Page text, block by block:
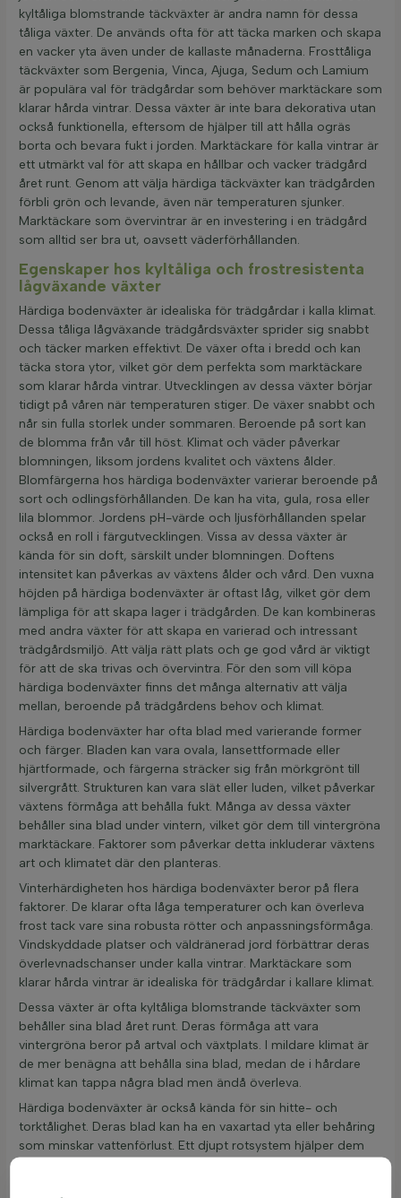
kyltåliga blomstrande täckväxter är andra namn för dessa
tåliga växter. De används ofta för att täcka marken och skapa
en vacker yta även under de kallaste månaderna. Frosttåliga
täckväxter som Bergenia, Vinca, Ajuga, Sedum och Lamium
är populära val för trädgårdar som behöver marktäckare som
klarar hårda vintrar. Dessa växter är inte bara dekorativa utan
också funktionella, eftersom de hjälper till att hålla ogräs
borta och bevara fukt i jorden. Marktäckare för kalla vintrar är
ett utmärkt val för att skapa en hållbar och vacker trädgård
året runt. Genom att välja härdiga täckväxter kan trädgården
förbli grön och levande, även när temperaturen sjunker.
Marktäckare som övervintrar är en investering i en trädgård
som alltid ser bra ut, oavsett väderförhållanden.
Egenskaper hos kyltåliga och frostresistenta
lågväxande växter
Härdiga bodenväxter är idealiska för trädgårdar i kalla klimat.
Dessa tåliga lågväxande trädgårdsväxter sprider sig snabbt
och täcker marken effektivt. De växer ofta i bredd och kan
täcka stora ytor, vilket gör dem perfekta som marktäckare
som klarar hårda vintrar. Utvecklingen av dessa växter börjar
tidigt på våren när temperaturen stiger. De växer snabbt och
når sin fulla storlek under sommaren. Beroende på sort kan
de blomma från vår till höst. Klimat och väder påverkar
blomningen, liksom jordens kvalitet och växtens ålder.
Blomfärgerna hos härdiga bodenväxter varierar beroende på
sort och odlingsförhållanden. De kan ha vita, gula, rosa eller
lila blommor. Jordens pH-värde och ljusförhållanden spelar
också en roll i färgutvecklingen. Vissa av dessa växter är
kända för sin doft, särskilt under blomningen. Doftens
intensitet kan påverkas av växtens ålder och vård. Den vuxna
höjden på härdiga bodenväxter är oftast låg, vilket gör dem
lämpliga för att skapa lager i trädgården. De kan kombineras
med andra växter för att skapa en varierad och intressant
trädgårdsmiljö. Att välja rätt plats och ge god vård är viktigt
för att de ska trivas och övervintra. För den som vill köpa
härdiga bodenväxter finns det många alternativ att välja
mellan, beroende på trädgårdens behov och klimat.
Härdiga bodenväxter har ofta blad med varierande former
och färger. Bladen kan vara ovala, lansettformade eller
hjärtformade, och färgerna sträcker sig från mörkgrönt till
silvergrått. Strukturen kan vara slät eller luden, vilket påverkar
växtens förmåga att behålla fukt. Många av dessa växter
behåller sina blad under vintern, vilket gör dem till vintergröna
marktäckare. Faktorer som påverkar detta inkluderar växtens
art och klimatet där den planteras.
Vinterhärdigheten hos härdiga bodenväxter beror på flera
faktorer. De klarar ofta låga temperaturer och kan överleva
frost tack vare sina robusta rötter och anpassningsförmåga.
Vindskyddade platser och väldränerad jord förbättrar deras
överlevnadschanser under kalla vintrar. Marktäckare som
klarar hårda vintrar är idealiska för trädgårdar i kallare klimat.
Dessa växter är ofta kyltåliga blomstrande täckväxter som
behåller sina blad året runt. Deras förmåga att vara
vintergröna beror på artval och växtplats. I mildare klimat är
de mer benägna att behålla sina blad, medan de i hårdare
klimat kan tappa några blad men ändå överleva.
Härdiga bodenväxter är också kända för sin hitte- och
torktålighet. Deras blad kan ha en vaxartad yta eller behåring
som minskar vattenförlust. Ett djupt rotsystem hjälper dem